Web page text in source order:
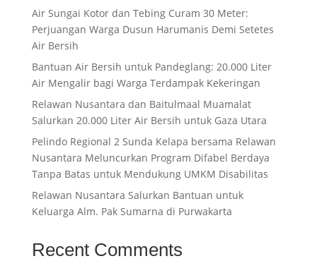
Air Sungai Kotor dan Tebing Curam 30 Meter:
Perjuangan Warga Dusun Harumanis Demi Setetes
Air Bersih
Bantuan Air Bersih untuk Pandeglang: 20.000 Liter
Air Mengalir bagi Warga Terdampak Kekeringan
Relawan Nusantara dan Baitulmaal Muamalat
Salurkan 20.000 Liter Air Bersih untuk Gaza Utara
Pelindo Regional 2 Sunda Kelapa bersama Relawan
Nusantara Meluncurkan Program Difabel Berdaya
Tanpa Batas untuk Mendukung UMKM Disabilitas
Relawan Nusantara Salurkan Bantuan untuk
Keluarga Alm. Pak Sumarna di Purwakarta
Recent Comments